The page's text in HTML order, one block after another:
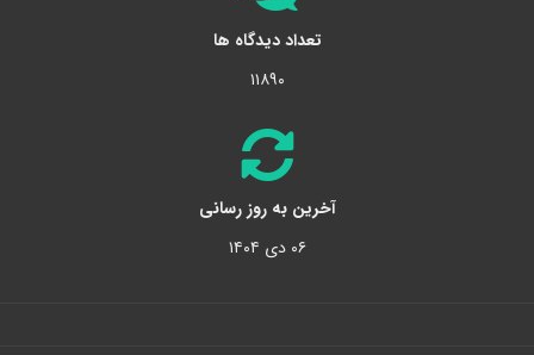
تعداد دیدگاه ها
۱۱۸۹۰
آخرین به روز رسانی
۰۶ دی ۱۴۰۴